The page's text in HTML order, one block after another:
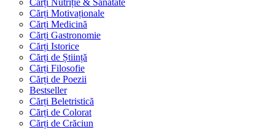
Cărți Motivaționale
Cărți Medicină
Cărți Gastronomie
Cărți Istorice
Cărți de Știință
Cărți Filosofie
Cărți de Poezii
Bestseller
Cărți Beletristică
Cărți de Colorat
Cărți de Crăciun